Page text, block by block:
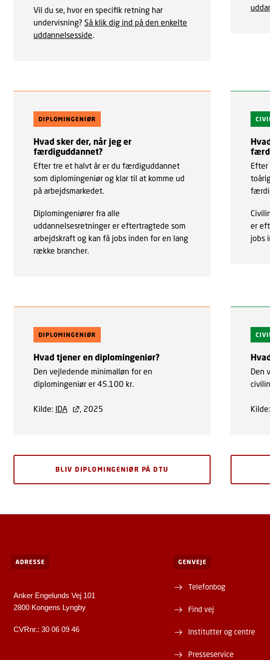
Vil du se, hvor en specifik retning har
undervisning? Så klik dig ind på den enkelte
uddannelsesside.
DIPLOMINGENIØR
Hvad sker der, når jeg er
færdiguddannet?
Efter tre et halvt år er du færdiguddannet
som diplomingeniør og klar til at komme ud
på arbejdsmarkedet.
Diplomingeniører fra alle
uddannelsesretninger er eftertragtede som
arbejdskraft og kan få jobs inden for en lang
række brancher.
Efter
er
jobs
DIPLOMINGENIØR
Hvad tjener en diplomingeniør?
Den vejledende minimalløn for en
diplomingeniør er 45.100 kr.
Kilde: IDA , 2025
BLIV DIPLOMINGENIØR PÅ DTU
Den
Kilde:
ADRESSE
Anker Engelunds Vej 101
2800 Kongens Lyngby
CVRnr.: 30 06 09 46
GENVEJE
Telefonbog
Find vej
Institutter og centre
Presseservice